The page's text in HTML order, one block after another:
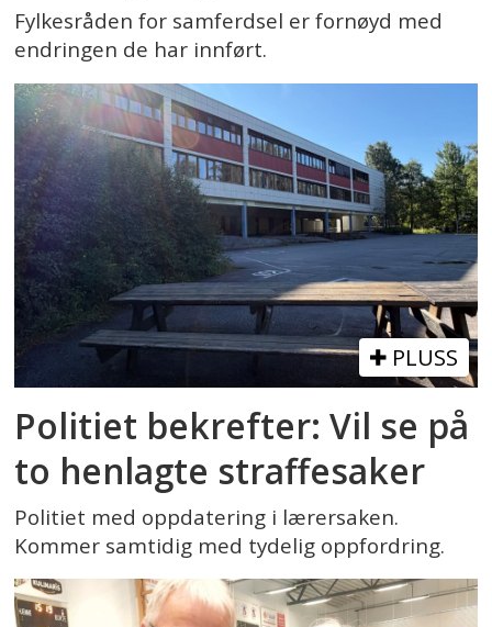
Fylkesråden for samferdsel er fornøyd med
endringen de har innført.
PLUSS
Politiet bekrefter: Vil se på
to henlagte straffesaker
Politiet med oppdatering i lærersaken.
Kommer samtidig med tydelig oppfordring.